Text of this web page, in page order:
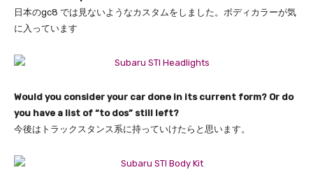
日本のgc8 では見ないようなカスタムをしました。 ボディカラーが気
に入っています
Would you consider your car done in its current form? Or do
you have a list of “to dos” still left?
今後はトラックスタンス系に持っていけたらと思います。